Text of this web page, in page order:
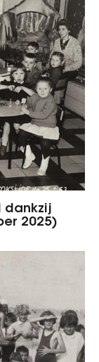
dankzij
2025)